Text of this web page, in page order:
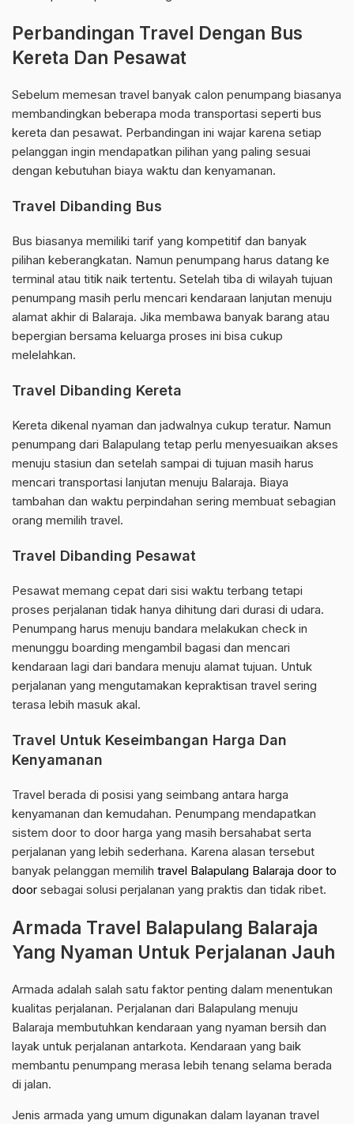
Perbandingan Travel Dengan Bus
Kereta Dan Pesawat
Sebelum memesan travel banyak calon penumpang biasanya
membandingkan beberapa moda transportasi seperti bus
kereta dan pesawat. Perbandingan ini wajar karena setiap
pelanggan ingin mendapatkan pilihan yang paling sesuai
dengan kebutuhan biaya waktu dan kenyamanan.
Travel Dibanding Bus
Bus biasanya memiliki tarif yang kompetitif dan banyak
pilihan keberangkatan. Namun penumpang harus datang ke
terminal atau titik naik tertentu. Setelah tiba di wilayah tujuan
penumpang masih perlu mencari kendaraan lanjutan menuju
alamat akhir di Balaraja. Jika membawa banyak barang atau
bepergian bersama keluarga proses ini bisa cukup
melelahkan.
Travel Dibanding Kereta
Kereta dikenal nyaman dan jadwalnya cukup teratur. Namun
penumpang dari Balapulang tetap perlu menyesuaikan akses
menuju stasiun dan setelah sampai di tujuan masih harus
mencari transportasi lanjutan menuju Balaraja. Biaya
tambahan dan waktu perpindahan sering membuat sebagian
orang memilih travel.
Travel Dibanding Pesawat
Pesawat memang cepat dari sisi waktu terbang tetapi
proses perjalanan tidak hanya dihitung dari durasi di udara.
Penumpang harus menuju bandara melakukan check in
menunggu boarding mengambil bagasi dan mencari
kendaraan lagi dari bandara menuju alamat tujuan. Untuk
perjalanan yang mengutamakan kepraktisan travel sering
terasa lebih masuk akal.
Travel Untuk Keseimbangan Harga Dan
Kenyamanan
Travel berada di posisi yang seimbang antara harga
kenyamanan dan kemudahan. Penumpang mendapatkan
sistem door to door harga yang masih bersahabat serta
perjalanan yang lebih sederhana. Karena alasan tersebut
banyak pelanggan memilih travel Balapulang Balaraja door to
door sebagai solusi perjalanan yang praktis dan tidak ribet.
Armada Travel Balapulang Balaraja
Yang Nyaman Untuk Perjalanan Jauh
Armada adalah salah satu faktor penting dalam menentukan
kualitas perjalanan. Perjalanan dari Balapulang menuju
Balaraja membutuhkan kendaraan yang nyaman bersih dan
layak untuk perjalanan antarkota. Kendaraan yang baik
membantu penumpang merasa lebih tenang selama berada
di jalan.
Jenis armada yang umum digunakan dalam layanan travel